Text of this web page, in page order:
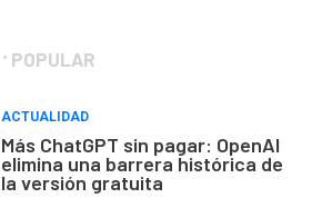
POPULAR
ACTUALIDAD
Más ChatGPT sin pagar: OpenAI
elimina una barrera histórica de
la versión gratuita